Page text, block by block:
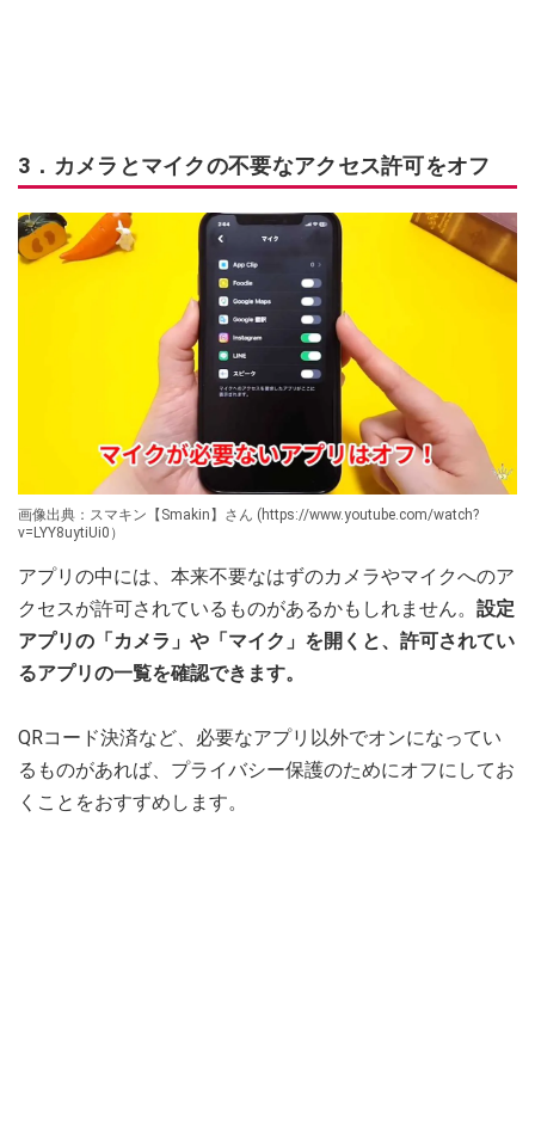
3．カメラとマイクの不要なアクセス許可をオフ
画像出典：スマキン【Smakin】さん (https://www.youtube.com/watch?
v=LYY8uytiUi0）
アプリの中には、本来不要なはずのカメラやマイクへのア
クセスが許可されているものがあるかもしれません。 設定
アプリの「カメラ」や「マイク」を開くと、許可されてい
るアプリの一覧を確認できます。
QRコード決済など、必要なアプリ以外でオンになってい
るものがあれば、プライバシー保護のためにオフにしてお
くことをおすすめします。